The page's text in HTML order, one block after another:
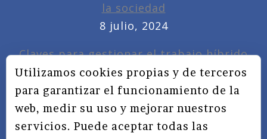
la sociedad
8 julio, 2024
Claves para gestionar el trabajo híbrido
7 noviembre, 2022
Privacidad, redes sociales y educación
3 septiembre, 2019
Utilizamos cookies propias y de terceros
para garantizar el funcionamiento de la
web, medir su uso y mejorar nuestros
servicios. Puede aceptar todas las